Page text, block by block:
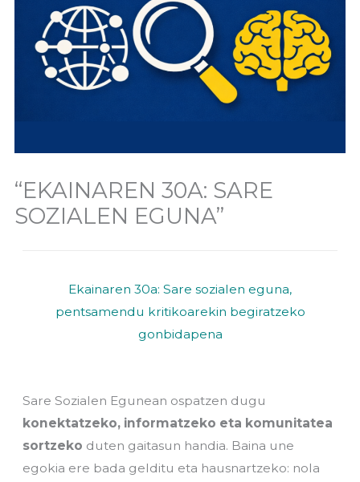
“EKAINAREN 30A: SARE
SOZIALEN EGUNA”
Ekainaren 30a: Sare sozialen eguna,
pentsamendu kritikoarekin begiratzeko
gonbidapena
Sare Sozialen Egunean ospatzen dugu
konektatzeko, informatzeko eta komunitatea
sortzeko duten gaitasun handia. Baina une
egokia ere bada gelditu eta hausnartzeko: nola